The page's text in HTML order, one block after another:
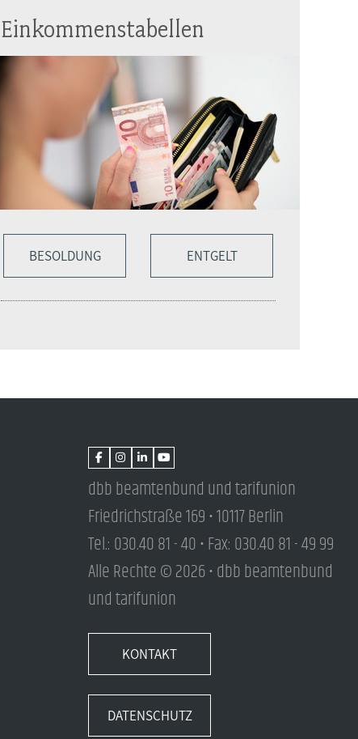
Einkommenstabellen
BESOLDUNG ENTGELT
dbb beamtenbund und tarifunion
Friedrichstraße 169 • 10117 Berlin
Tel.: 030.40 81 - 40 • Fax: 030.40 81 - 49 99
Alle Rechte © 2026 • dbb beamtenbund
und tarifunion
KONTAKT
DATENSCHUTZ